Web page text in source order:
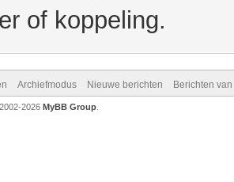
of koppeling.
Archiefmodus Nieuwe berichten Berichten
2002-2026 MyBB Group